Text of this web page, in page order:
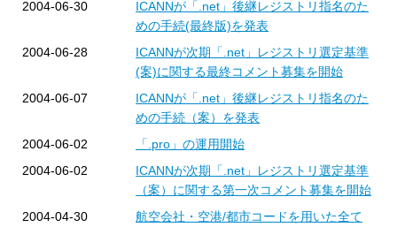
2004-06-30
ICANNが「.net」後継レジストリ指名のた
めの手続(最終版)を発表
2004-06-28
ICANNが次期「.net」レジストリ選定基準
(案)に関する最終コメント募集を開始
2004-06-07
ICANNが「.net」後継レジストリ指名のた
めの手続（案）を発表
2004-06-02
「.pro」の運用開始
2004-06-02
ICANNが次期「.net」レジストリ選定基準
（案）に関する第一次コメント募集を開始
2004-04-30
航空会社・空港/都市コードを用いた全て